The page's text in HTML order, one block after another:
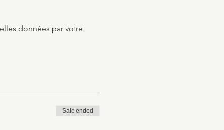
données par votre
Sale ended